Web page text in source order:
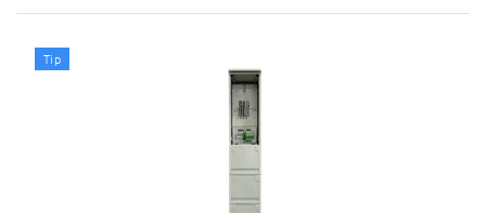
Tip